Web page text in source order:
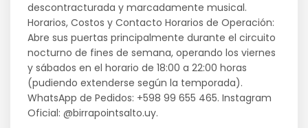
descontracturada y marcadamente musical.
Horarios, Costos y Contacto Horarios de Operación:
Abre sus puertas principalmente durante el circuito
nocturno de fines de semana, operando los viernes
y sábados en el horario de 18:00 a 22:00 horas
(pudiendo extenderse según la temporada).
WhatsApp de Pedidos: +598 99 655 465. Instagram
Oficial: @birrapointsalto.uy.